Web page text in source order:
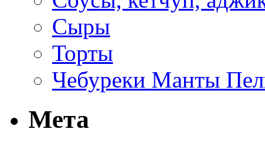
Сыры
Торты
Чебуреки Манты
Мета